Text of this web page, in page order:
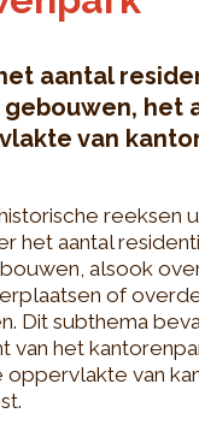
aantal
het
van
reeksen
het aantal
alsook
of
Dit subthema
van het
van